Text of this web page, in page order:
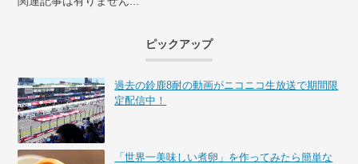
ピックアップ
過去の鈴鹿8耐の動画がニコニコ生放送で期間限
定配信中！
「世界一美味しい煮卵」を作ってみたら簡単な